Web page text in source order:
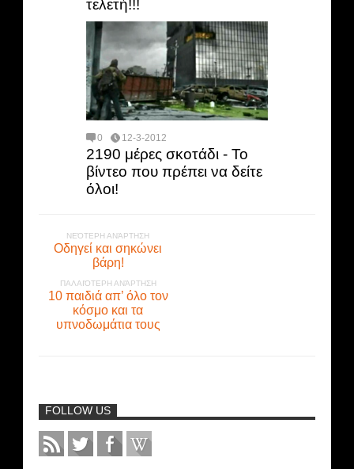
τελετή!!!
0 12-3-2012
2190 μέρες σκοτάδι - Το
βίντεο που πρέπει να δείτε
όλοι!
ΝΕΌΤΕΡΗ ΑΝΆΡΤΗΣΗ
Οδηγεί και σηκώνει
βάρη!
ΠΑΛΑΙΌΤΕΡΗ ΑΝΆΡΤΗΣΗ
10 παιδιά απ’ όλο τον
κόσμο και τα
υπνοδωμάτια τους
FOLLOW US